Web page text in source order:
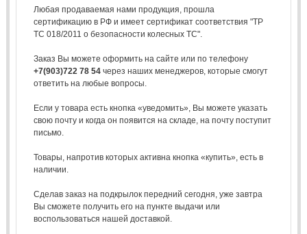
Любая продаваемая нами продукция, прошла
сертификацию в РФ и имеет сертификат соответствия "ТР
ТС 018/2011 о безопасности колесных ТС".
Заказ Вы можете оформить на сайте или по телефону
+7(903)722 78 54через наших менеджеров, которые смогут
ответить на любые вопросы.
Если у товара есть кнопка «уведомить», Вы можете указать
свою почту и когда он появится на складе, на почту поступит
письмо.
Товары, напротив которых активна кнопка «купить», есть в
наличии.
Сделав заказ на подкрылок передний сегодня, уже завтра
Вы сможете получить его на пункте выдачи или
воспользоваться нашей доставкой.